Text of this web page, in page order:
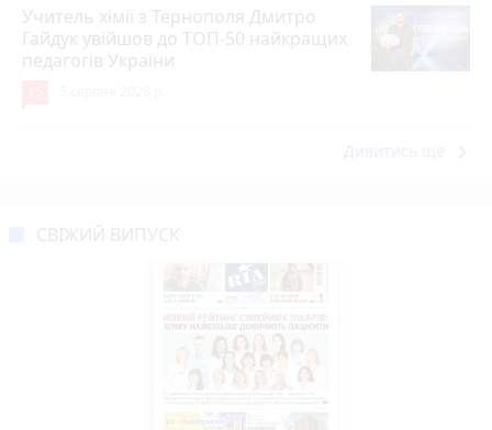
Учитель хімії з Тернополя Дмитро
Гайдук увійшов до ТОП-50 найкращих
педагогів України